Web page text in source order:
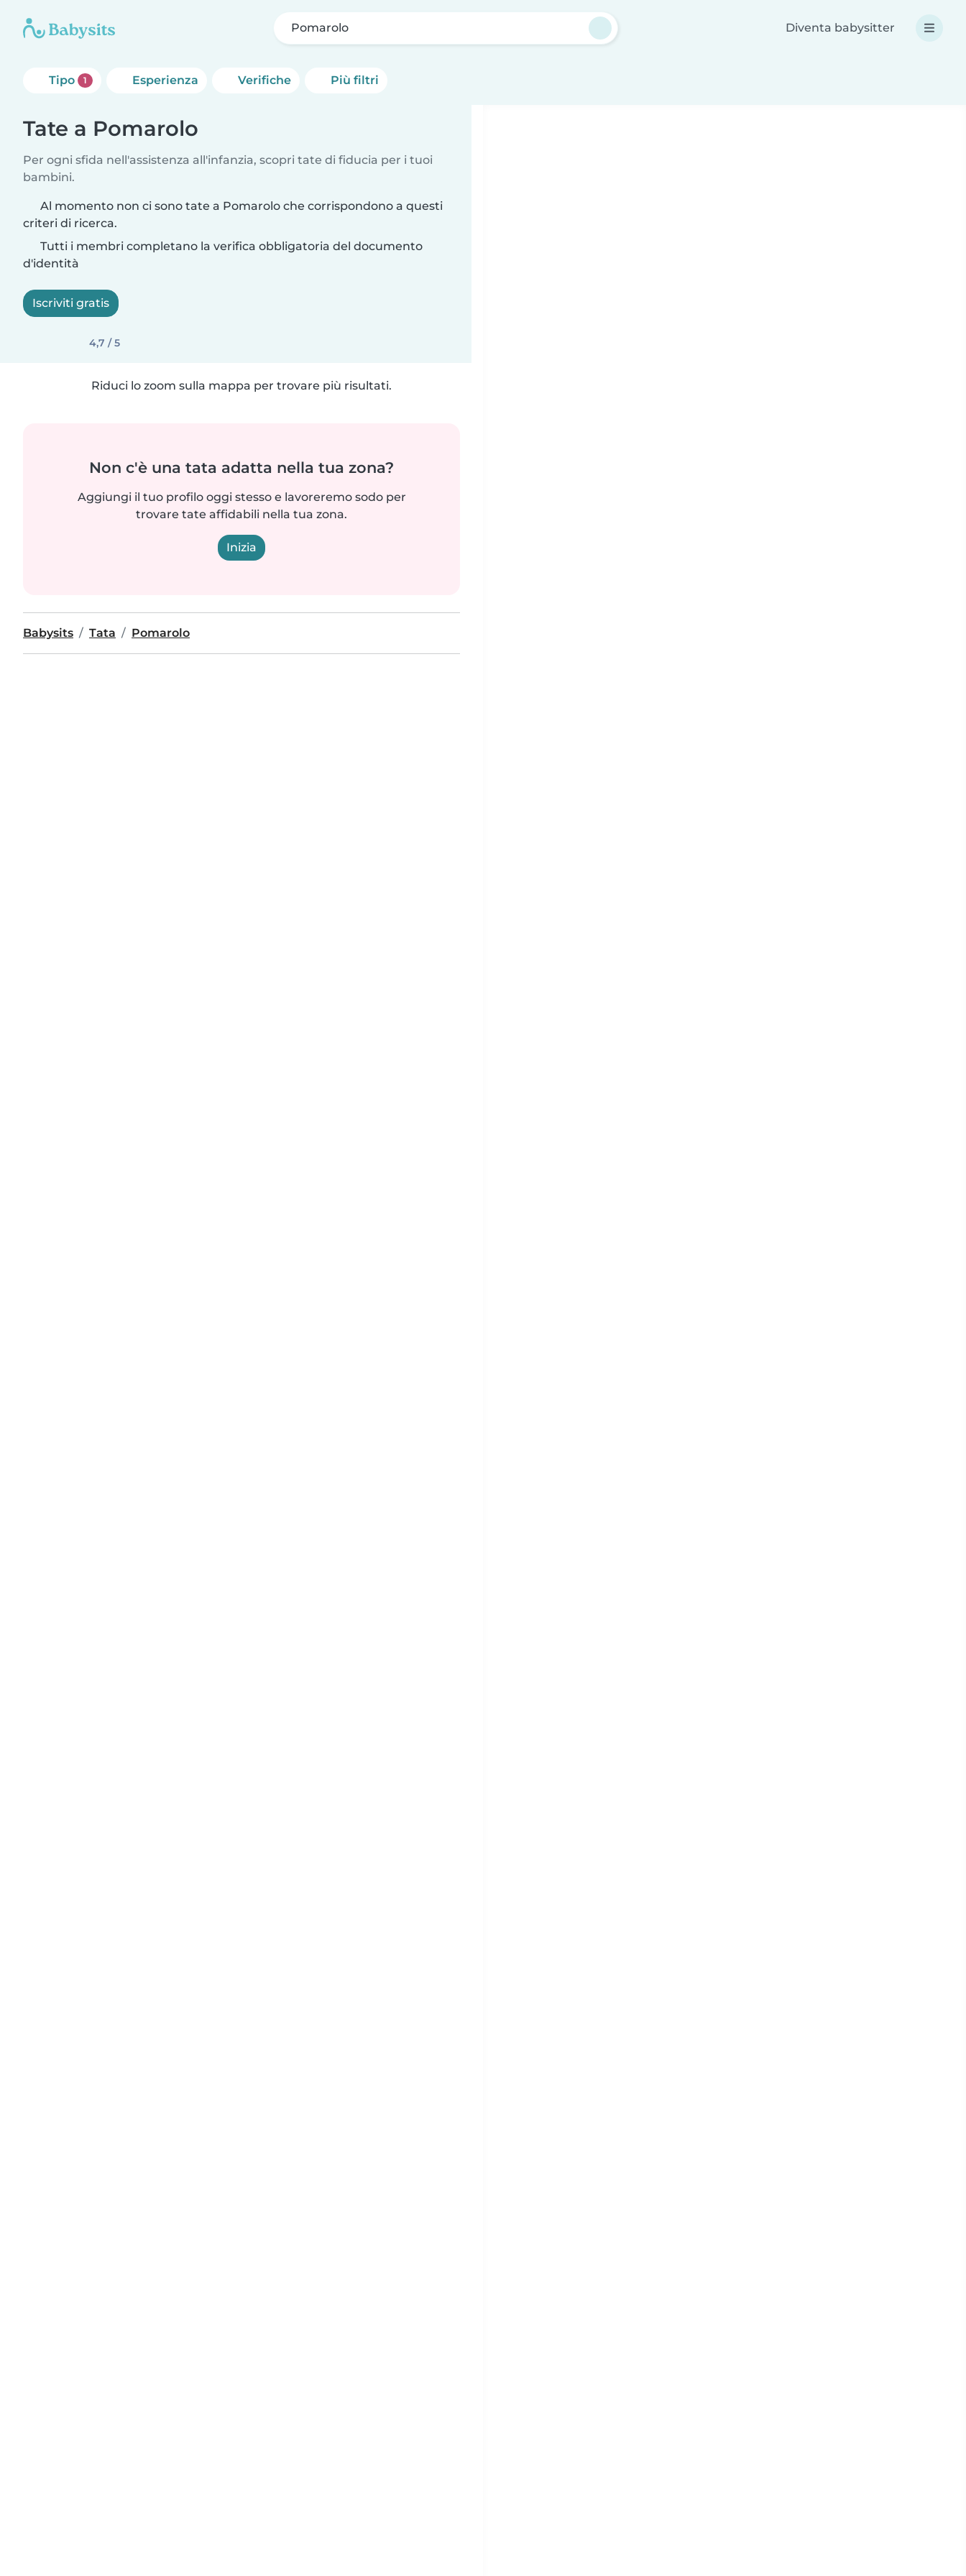
Pomarolo Diventa babysitter
Tipo 1 Esperienza Verifiche Più filtri
Tate a Pomarolo
Per ogni sfida nell'assistenza all'infanzia, scopri tate di fiducia per i tuoi
bambini.
Al momento non ci sono tate a Pomarolo che corrispondono a questi
criteri di ricerca.
Tutti i membri completano la verifica obbligatoria del documento
d'identità
Iscriviti gratis
4,7 / 5
Riduci lo zoom sulla mappa per trovare più risultati.
Non c'è una tata adatta nella tua zona?
Aggiungi il tuo profilo oggi stesso e lavoreremo sodo per
trovare tate affidabili nella tua zona.
Inizia
Babysits Tata Pomarolo